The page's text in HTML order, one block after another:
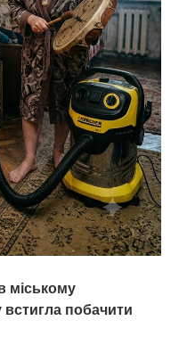
міському
побачити